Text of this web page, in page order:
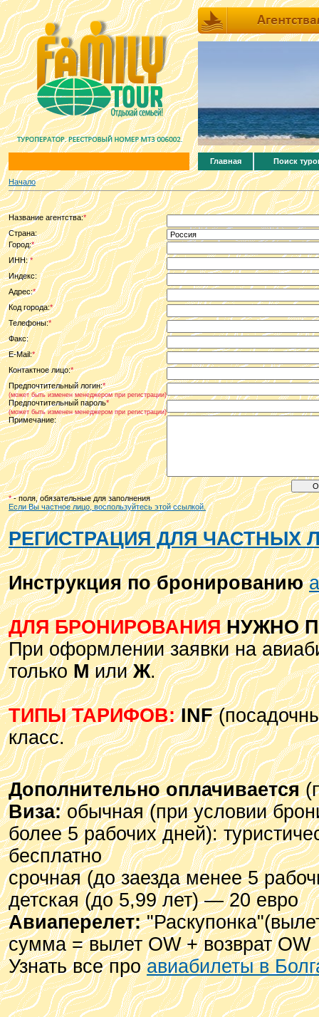
Главная Поиск
Начало
Название агентства:*
Страна:
Город:*
ИНН: *
Индекс:
Адрес:*
Код города:*
Телефоны:*
Факс:
E-Mail:*
Контактное лицо:*
Предпочтительный логин:*
(может быть изменен менеджером при регистрации)
Предпочтительный пароль*
(может быть изменен менеджером при регистрации)
Примечание:
*- поля, обязательные для заполнения
Если Вы частное лицо, воспользуйтесь этой ссылкой.
РЕГИСТРАЦИЯ ДЛЯ ЧАСТНЫХ
Инструкция по бронированию
ДЛЯ БРОНИРОВАНИЯНУЖНО
При оформлении заявки на
толькоМилиЖ.
ТИПЫ ТАРИФОВ: INF
класс.
Дополнительно оплачивается
Виза:обычная (при условии
более 5 рабочих дней):
бесплатно
срочная (до заезда менее 5
детская (до 5,99 лет) — 20 евро
Авиаперелет:
сумма = вылет OW + возврат OW
Узнать все проавиабилеты в